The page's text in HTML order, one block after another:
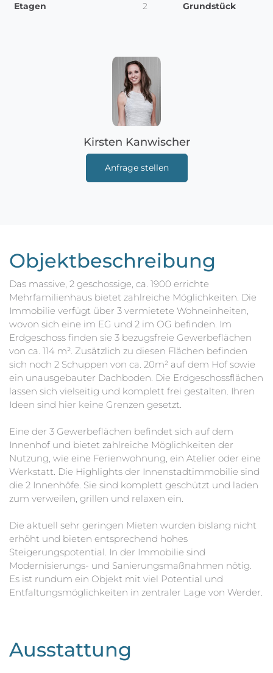
Etagen 2 Grundstück
Kirsten Kanwischer
Anfrage stellen
Objektbeschreibung
Das massive, 2 geschossige, ca. 1900 errichte
Mehrfamilienhaus bietet zahlreiche Möglichkeiten. Die
Immobilie verfügt über 3 vermietete Wohneinheiten,
wovon sich eine im EG und 2 im OG befinden. Im
Erdgeschoss finden sie 3 bezugsfreie Gewerbeflächen
von ca. 114 m². Zusätzlich zu diesen Flächen befinden
sich noch 2 Schuppen von ca. 20m² auf dem Hof sowie
ein unausgebauter Dachboden. Die Erdgeschossflächen
lassen sich vielseitig und komplett frei gestalten. Ihren
Ideen sind hier keine Grenzen gesetzt.
Eine der 3 Gewerbeflächen befindet sich auf dem
Innenhof und bietet zahlreiche Möglichkeiten der
Nutzung, wie eine Ferienwohnung, ein Atelier oder eine
Werkstatt. Die Highlights der Innenstadtimmobilie sind
die 2 Innenhöfe. Sie sind komplett geschützt und laden
zum verweilen, grillen und relaxen ein.
Die aktuell sehr geringen Mieten wurden bislang nicht
erhöht und bieten entsprechend hohes
Steigerungspotential. In der Immobilie sind
Modernisierungs- und Sanierungsmaßnahmen nötig.
Es ist rundum ein Objekt mit viel Potential und
Entfaltungsmöglichkeiten in zentraler Lage von Werder.
Ausstattung